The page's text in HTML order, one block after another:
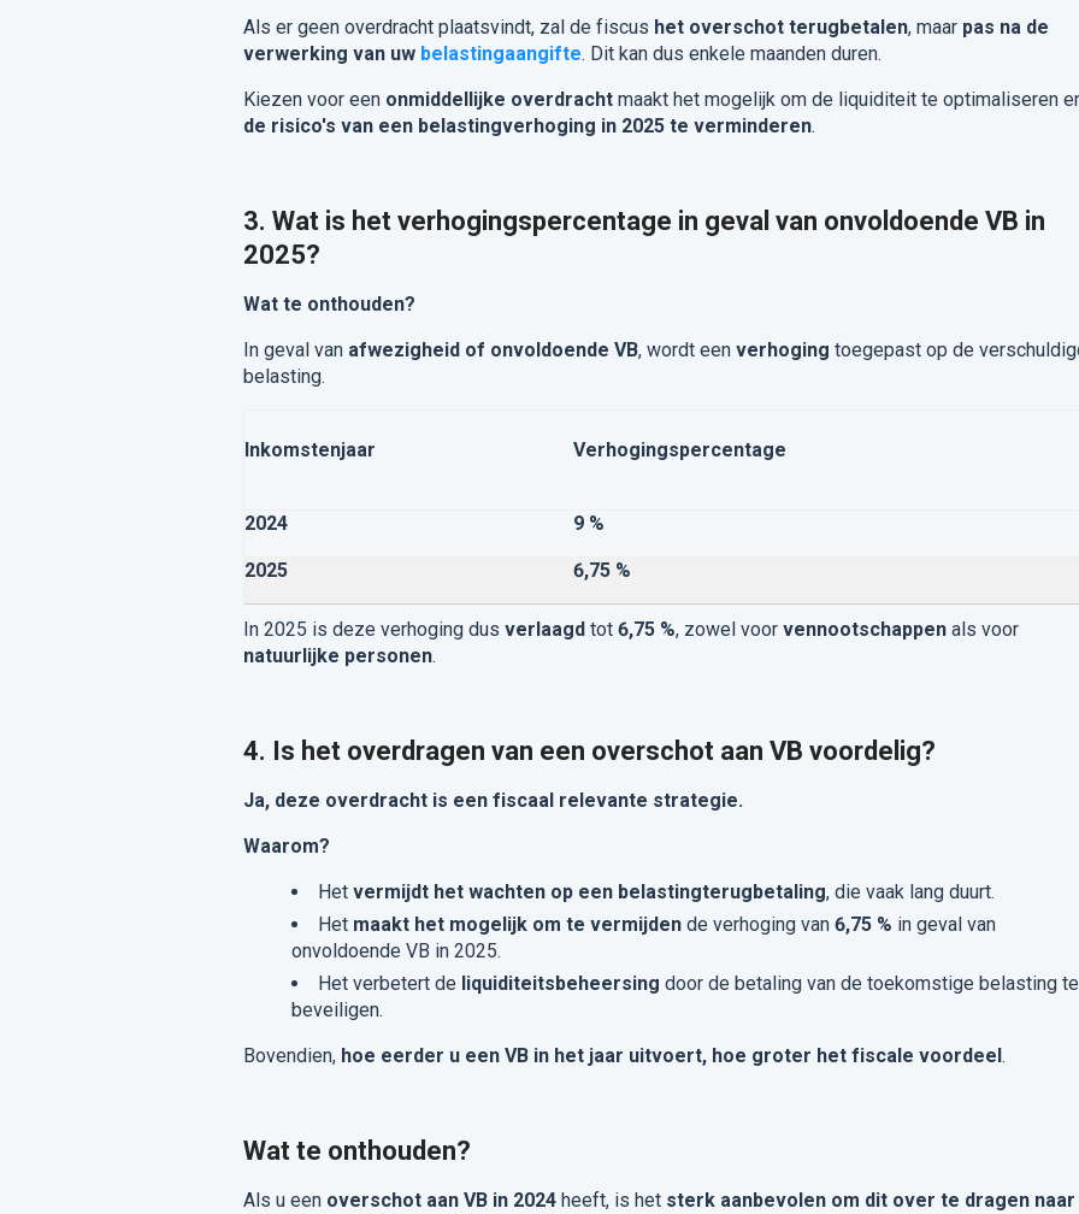
Als er geen overdracht plaatsvindt, zal de fiscus het overschot terugbetalen, maar pas na de
verwerking van uw belastingaangifte. Dit kan dus enkele maanden duren.
Kiezen voor een onmiddellijke overdrachtmaakt het mogelijk om de liquiditeit te optimaliseren
de risico's van een belastingverhoging in 2025 te verminderen.
3. Wat is het verhogingspercentage in geval van onvoldoende VB in
2025?
Wat te onthouden?
In geval van afwezigheid of onvoldoende VB, wordt een verhoging toegepast op de
belasting.
Inkomstenjaar Verhogingspercentage
2024 9 %
2025 6,75 %
In 2025 is deze verhoging dus verlaagdtot 6,75 %, zowel voor vennootschappenals voor
natuurlijke personen.
4. Is het overdragen van een overschot aan VB voordelig?
Ja, deze overdracht is een fiscaal relevante strategie.
Waarom?
Het vermijdt het wachten op een belastingterugbetaling, die vaak lang duurt.
Het maakt het mogelijk om te vermijdende verhoging van 6,75 % in geval van
onvoldoende VB in 2025.
Het verbetert de liquiditeitsbeheersing door de betaling van de toekomstige belasting te
beveiligen.
Bovendien, hoe eerder u een VB in het jaar uitvoert, hoe groter het fiscale voordeel.
Wat te onthouden?
Als u een overschot aan VB in 2024heeft, is het sterk aanbevolen om dit over te dragen naar